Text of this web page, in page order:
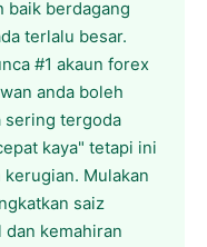
baik berdagang
terlalu besar.
#1 akaun forex
anda boleh
sering tergoda
kaya" tetapi ini
Mulakan
saiz
dan kemahiran